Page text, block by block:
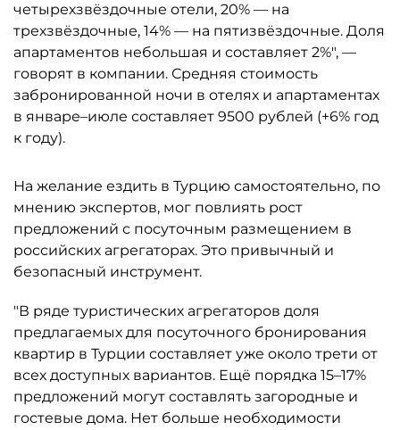
четырехзвёздочные отели, 20% — на
трехзвёздочные, 14% — на пятизвёздочные. Доля
апартаментов небольшая и составляет 2%", —
говорят в компании. Средняя стоимость
забронированной ночи в отелях и апартаментах
в январе–июле составляет 9500 рублей (+6% год
к году).
На желание ездить в Турцию самостоятельно, по
мнению экспертов, мог повлиять рост
предложений с посуточным размещением в
российских агрегаторах. Это привычный и
безопасный инструмент.
"В ряде туристических агрегаторов доля
предлагаемых для посуточного бронирования
квартир в Турции составляет уже около трети от
всех доступных вариантов. Ещё порядка 15–17%
предложений могут составлять загородные и
гостевые дома. Нет больше необходимости